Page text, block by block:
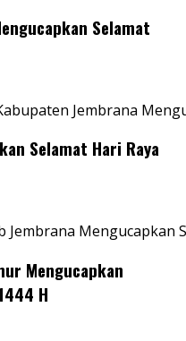
Selamat
Jembrana
Selamat Hari Raya
Jembrana Mengucapkan
Mengucapkan
H